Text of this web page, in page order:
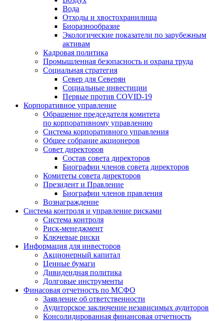
Вода
Отходы и хвостохранилища
Биоразнообразие
Экологические показатели по зарубежным
активам
Кадровая политика
Промышленная безопасность и охрана труда
Социальная стратегия
Север для Северян
Социальные инвестиции
Первые против COVID‑19
Корпоративное управление
Обращение председателя комитета
по корпоративному управлению
Система корпоративного управления
Общее собрание акционеров
Совет директоров
Состав совета директоров
Биографии членов совета директоров
Комитеты совета директоров
Президент и Правление
Биографии членов правления
Вознаграждение
Система контроля и управление рисками
Система контроля
Риск-менеджмент
Ключевые риски
Информация для инвесторов
Акционерный капитал
Ценные бумаги
Дивидендная политика
Долговые инструменты
Финасовая отчетность по МСФО
Заявление об ответственности
Аудиторское заключение независимых аудиторов
Консолидированная финансовая отчетность